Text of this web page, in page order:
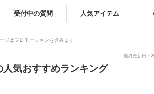
受付中の質問 人気アイテム
ジはプロモーションを含みます
最終更新日：
気おすすめランキング